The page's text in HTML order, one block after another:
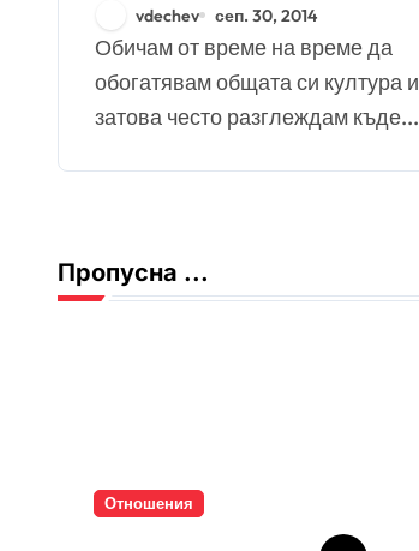
vdechev сеп. 30, 2014
Обичам от време на време да
обогатявам общата си култура и
затова често разглеждам къде...
Пропусна ...
Отношения